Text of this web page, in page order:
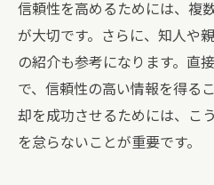
信頼性を高めるためには、複
が大切です。さらに、知人や
の紹介も参考になります。直
で、信頼性の高い情報を得る
却を成功させるためには、こ
を怠らないことが重要です。